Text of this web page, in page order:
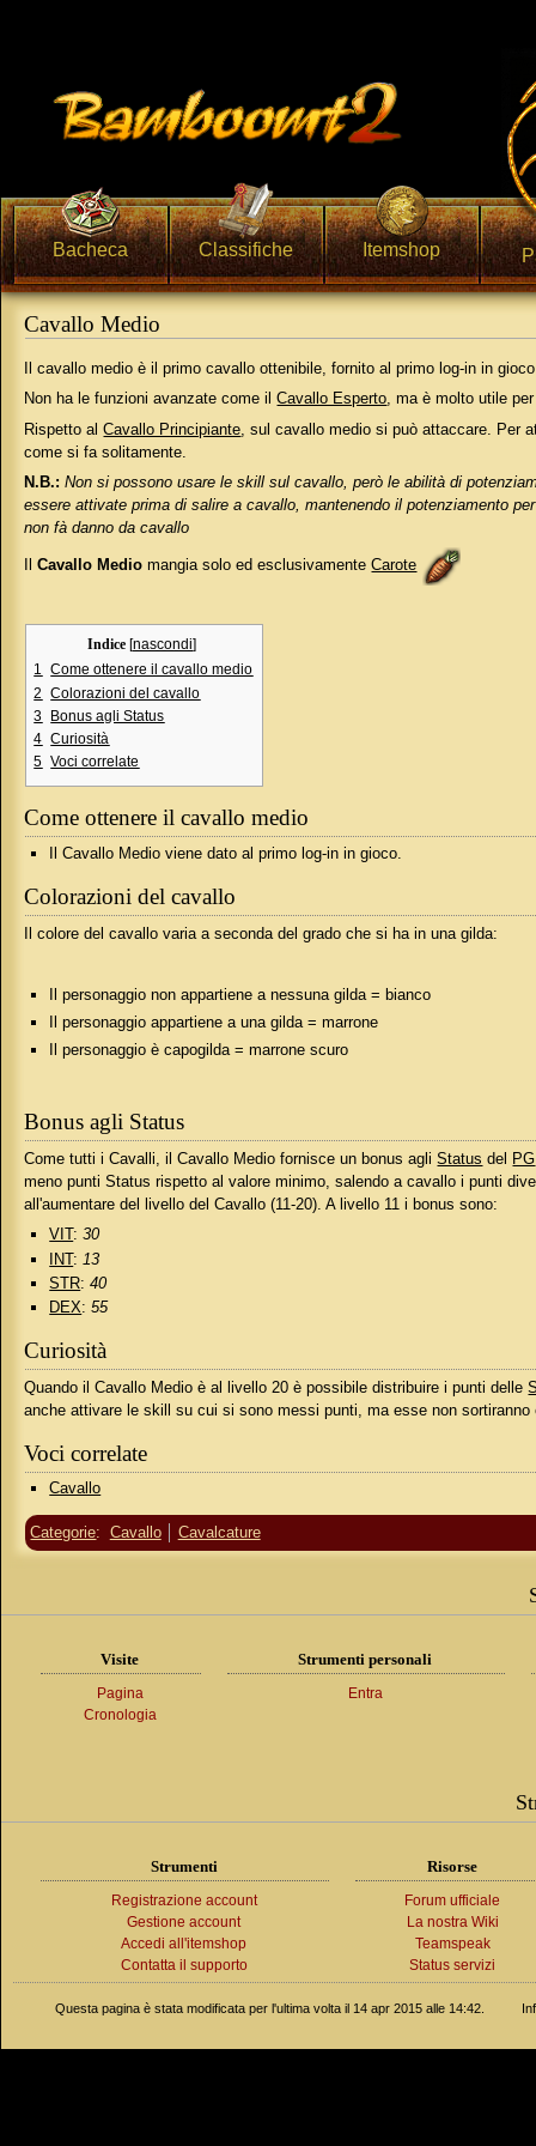
Bacheca Classifiche Itemshop
Cavallo Medio
Il cavallo medio è il primo cavallo ottenibile, fornito al primo log-in in
Non ha le funzioni avanzate come ilCavallo Esperto, ma è molto utile
Rispetto alCavallo Principiante , sul cavallo medio si può attaccare. Per
come si fa solitamente.
N.B.: Non si possono usare le skill sul cavallo, però le abilità di
essere attivate prima di salire a cavallo, mantenendo il potenziamento
non fà danno da cavallo
IlCavallo Medio mangia solo ed esclusivamenteCarote
Indice [nascondi]
1
Come ottenere il cavallo medio
2
Colorazioni del cavallo
3 Bonus agli Status
4 Curiosità
5 Voci correlate
Come ottenere il cavallo medio
Il Cavallo Medio viene dato al primo log-in in gioco.
Colorazioni del cavallo
Il colore del cavallo varia a seconda del grado che si ha in una gilda:
Il personaggio non appartiene a nessuna gilda = bianco
Il personaggio appartiene a una gilda = marrone
Il personaggio è capogilda = marrone scuro
Bonus agli Status
Come tutti i Cavalli, il Cavallo Medio fornisce un bonus agliStatus del PG
meno punti Status rispetto al valore minimo, salendo a cavallo i punti
all'aumentare del livello del Cavallo (11-20). A livello 11 i bonus sono:
VIT:30
INT: 13
STR:40
DEX:55
Curiosità
Quando il Cavallo Medio è al livello 20 è possibile distribuire i punti delle
anche attivare le skill su cui si sono messi punti, ma esse non
Voci correlate
Cavallo
Categorie: Cavallo Cavalcature
Visite
Pagina
Cronologia
Strumenti personali
Entra
Strumenti
Registrazione account
Gestione account
Accedi all'itemshop
Contatta il supporto
Risorse
Forum ufficiale
La nostra Wiki
Teamspeak
Status servizi
Questa pagina è stata modificata per l'ultima volta il 14 apr 2015 alle 14:42.